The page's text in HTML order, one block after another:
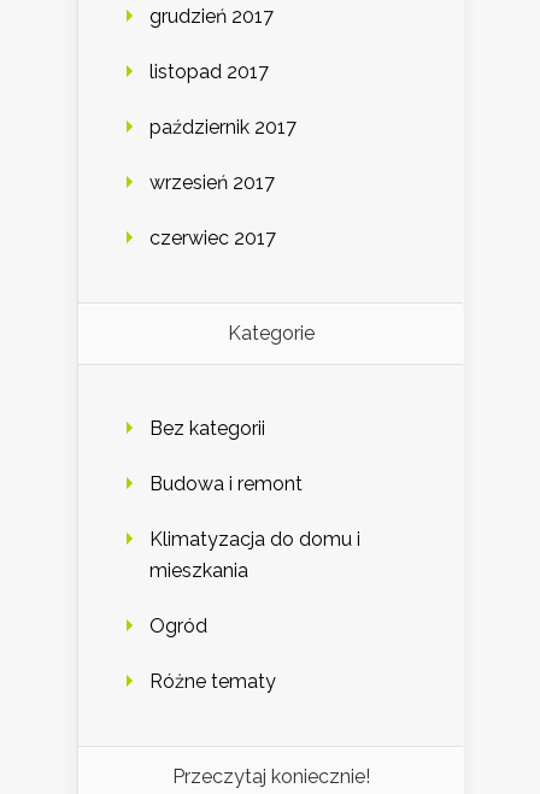
grudzień 2017
listopad 2017
październik 2017
wrzesień 2017
czerwiec 2017
Kategorie
Bez kategorii
Budowa i remont
Klimatyzacja do domu i
mieszkania
Ogród
Różne tematy
Przeczytaj koniecznie!